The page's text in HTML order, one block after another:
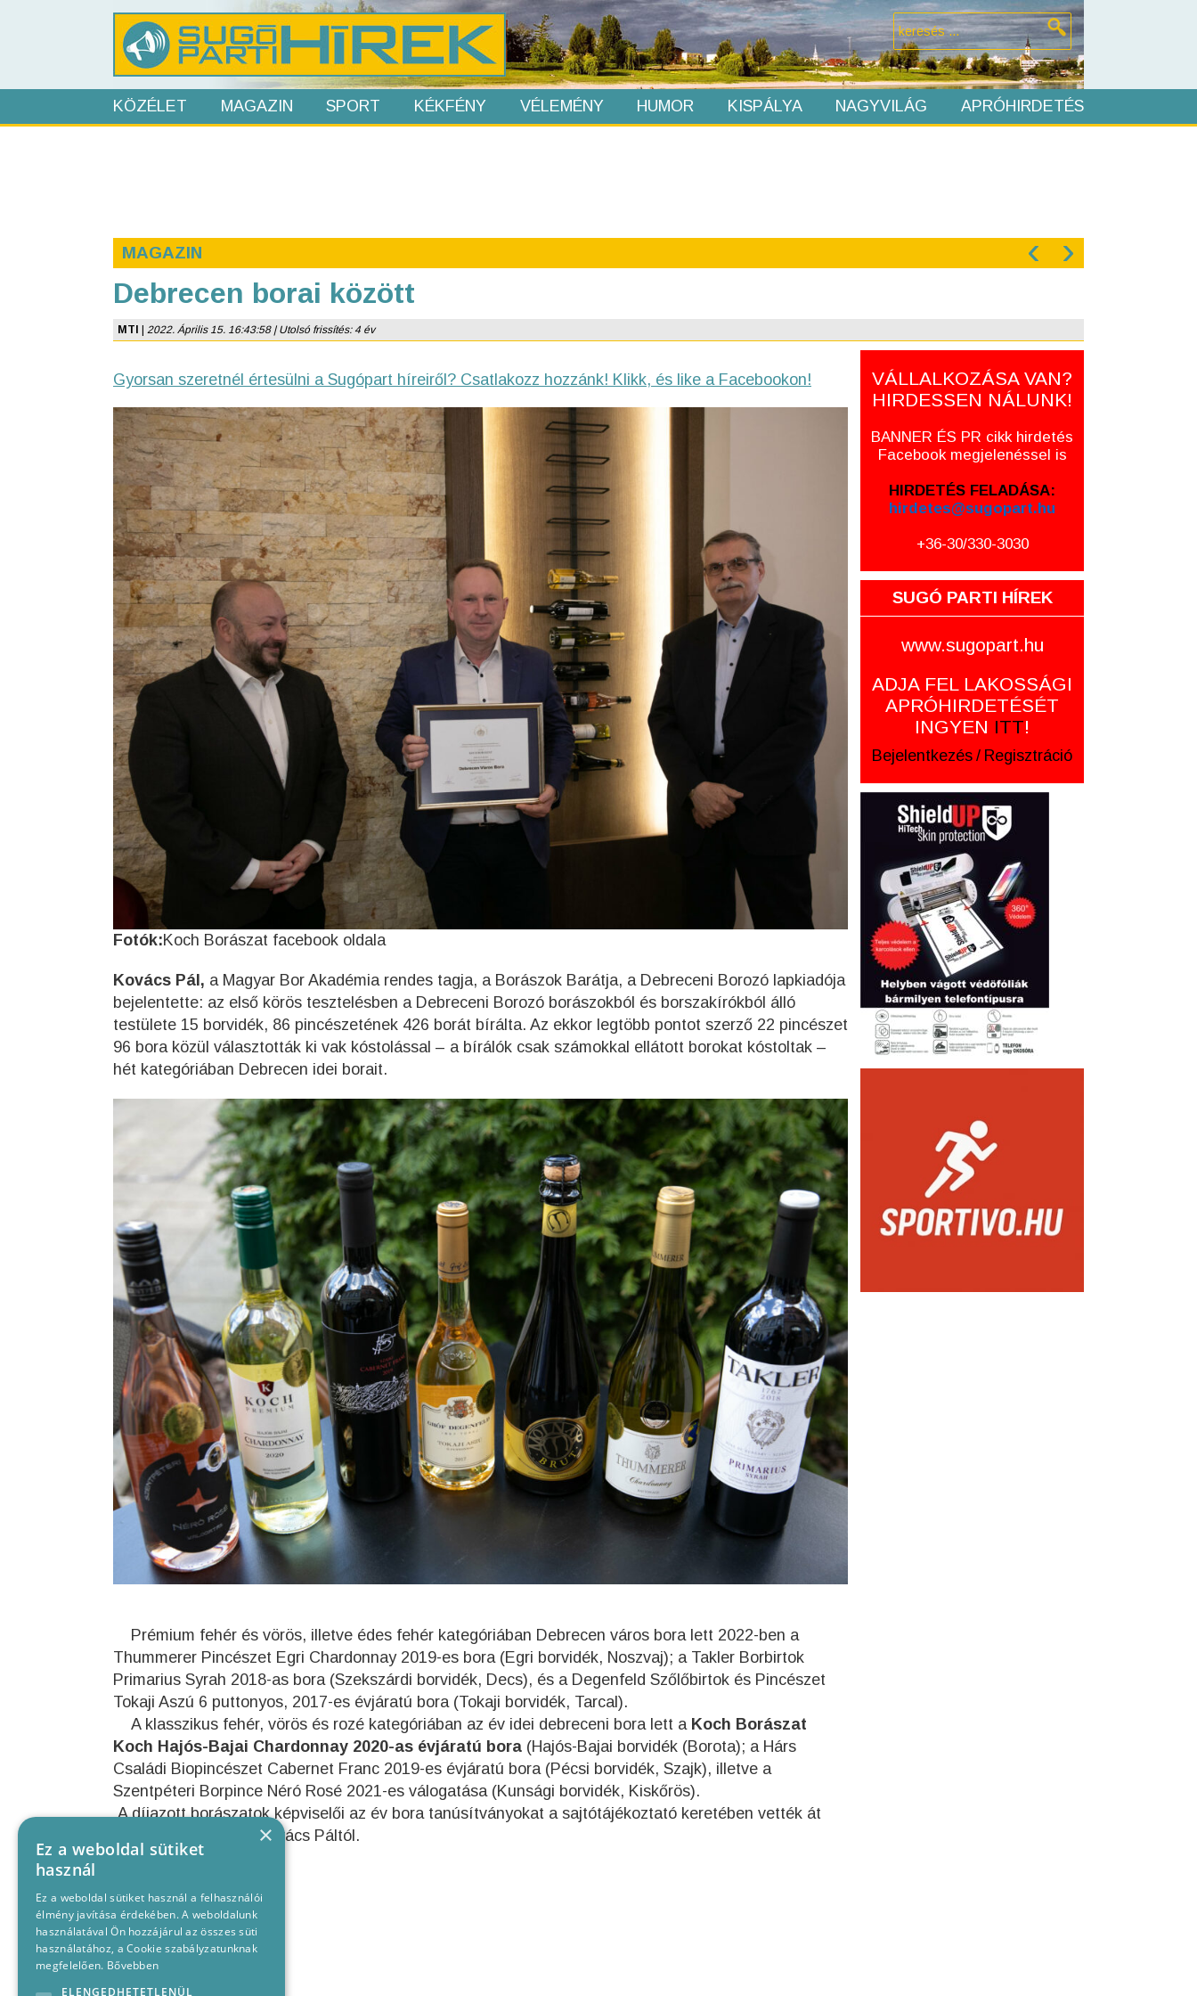
KÖZÉLET MAGAZIN SPORT KÉKFÉNY VÉLEMÉNY HUMOR KISPÁLYA NAGYVILÁG APRÓHIRDETÉS
MAGAZIN ‹ ›
Debrecen borai között
MTI 2022. Április 15. 16:43:58 | Utolsó frissítés: 4 év
Gyorsan szeretnél értesülni a Sugópart híreiről? Csatlakozz hozzánk! Klikk, és like a Facebookon!
Fotók:Koch Borászat facebook oldala
Kovács Pál, a Magyar Bor Akadémia rendes tagja, a Borászok Barátja, a Debreceni Borozó lapkiadója
bejelentette: az első körös tesztelésben a Debreceni Borozó borászokból és borszakírókból álló
testülete 15 borvidék, 86 pincészetének 426 borát bírálta. Az ekkor legtöbb pontot szerző 22 pincészet
96 bora közül választották ki vak kóstolással – a bírálók csak számokkal ellátott borokat kóstoltak –
hét kategóriában Debrecen idei borait.
Prémium fehér és vörös, illetve édes fehér kategóriában Debrecen város bora lett 2022-ben a
Thummerer Pincészet Egri Chardonnay 2019-es bora (Egri borvidék, Noszvaj); a Takler Borbirtok
Primarius Syrah 2018-as bora (Szekszárdi borvidék, Decs), és a Degenfeld Szőlőbirtok és Pincészet
Tokaji Aszú 6 puttonyos, 2017-es évjáratú bora (Tokaji borvidék, Tarcal).
A klasszikus fehér, vörös és rozé kategóriában az év idei debreceni bora lett a Koch Borászat
Koch Hajós-Bajai Chardonnay 2020-as évjáratú bora (Hajós-Bajai borvidék (Borota); a Hárs
Családi Biopincészet Cabernet Franc 2019-es évjáratú bora (Pécsi borvidék, Szajk), illetve a
Szentpéteri Borpince Néró Rosé 2021-es válogatása (Kunsági borvidék, Kiskőrös).
A díjazott borászatok képviselői az év bora tanúsítványokat a sajtótájékoztató keretében vették át
Puskás Istvántól és Kovács Páltól.
VÁLLALKOZÁSA VAN?
HIRDESSEN NÁLUNK!
BANNER ÉS PR cikk hirdetés
Facebook megjelenéssel is
HIRDETÉS FELADÁSA:
hirdetes@sugopart.hu
+36-30/330-3030
SUGÓ PARTI HÍREK
www.sugopart.hu
ADJA FEL LAKOSSÁGI
APRÓHIRDETÉSÉT
INGYEN ITT!
Bejelentkezés / Regisztráció
×
Ez a weboldal sütiket
használ
Ez a weboldal sütiket használ a felhasználói
élmény javítása érdekében. A weboldalunk
használatával Ön hozzájárul az összes süti
használatához, a Cookie szabályzatunknak
megfelelően. Bővebben
ELENGEDHETETLENÜL